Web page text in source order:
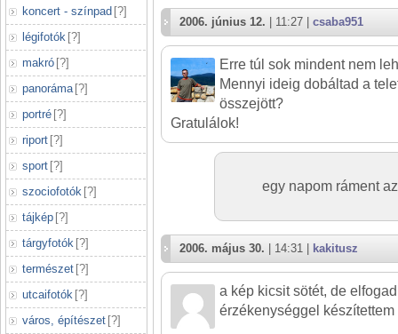
koncert - színpad [?]
légifotók [?]
makró [?]
panoráma [?]
portré [?]
riport [?]
sport [?]
szociofotók [?]
tájkép [?]
tárgyfotók [?]
természet [?]
utcaifotók [?]
város, építészet [?]
2006. június 12. | 11:27 | csaba951
Erre túl sok mindent nem
Mennyi ideig dobáltad a
összejött?
Gratulálok!
egy napom ráment
2006. május 30. | 14:31 | kakitusz
a kép kicsit sötét, de
érzékenységgel készítettem